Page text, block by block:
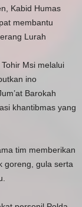
Kabid Humas
membantu
Lurah
Msi melalui
ino
Barokah
khantibmas yang
tim memberikan
goreng, gula serta